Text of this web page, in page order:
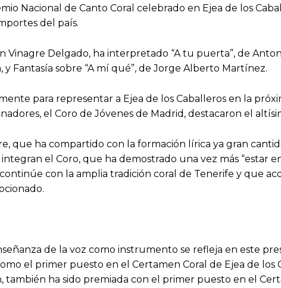
Nacional de Canto Coral celebrado en Ejea de los
del país.
Vinagre Delgado, ha interpretado “A tu puerta”, de
y Fantasía sobre “A mí qué”, de Jorge Alberto Martínez.
para representar a Ejea de los Caballeros en la
el Coro de Jóvenes de Madrid, destacaron el
que ha compartido con la formación lírica ya gran
el Coro, que ha demostrado una vez más “estar
con la amplia tradición coral de Tenerife y que
de la voz como instrumento se refleja en este
el primer puesto en el Certamen Coral de Ejea de
también ha sido premiada con el primer puesto en el